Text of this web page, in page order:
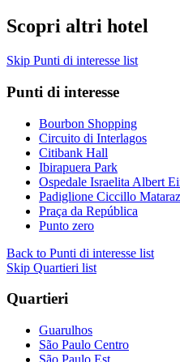
Scopri altri hotel
Skip Punti di interesse list
Punti di interesse
Bourbon Shopping
Circuito di Interlagos
Citibank Hall
Ibirapuera Park
Ospedale Israelita Albert
Padiglione Ciccillo
Praça da República
Punto zero
Back to Punti di interesse list
Skip Quartieri list
Quartieri
Guarulhos
São Paulo Centro
São Paulo Est